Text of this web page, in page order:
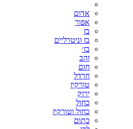
אדום
אפור
בז
בז וניטרליים
בז׳
זהב
חום
חרדל
טורקיז
ירוק
כחול
כחול וטורקיז
כתום